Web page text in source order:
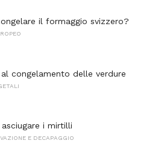
il formaggio svizzero?
al congelamento delle verdure
asciugare i mirtilli
E DECAPAGGIO